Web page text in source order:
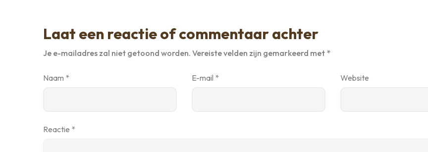
Laat een reactie of commentaar achter
Je e-mailadres zal niet getoond worden. Vereiste velden zijn gemarkeerd met *
Naam * E-mail * Website
Reactie *